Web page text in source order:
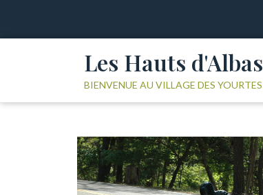
Les Hauts d'Albas
BIENVENUE AU VILLAGE DES YOURTES